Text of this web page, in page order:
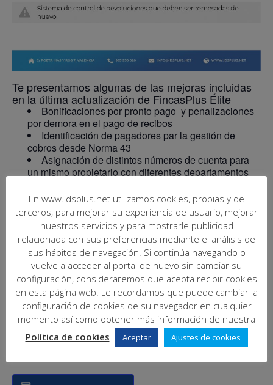
Te presentamos algunas de las mejoras incluidas
en la última actualización de FincasPlus Élite
Bonificaciones por pronto pago y penalizaciones
por demora en el pago de recibos
Identificación de pagadores par la gestión de
cobros desde Norma 43
Asignación de distintos números de cuenta para
un mismo propietario con diferentes departamentos
de Excel
Externalización automatizada del almacén del
correos entrantes para la mejora de rendimiento de
las aplicaciones. Protocolo a seguir para realizar la
migración.
Mejoras en la trazabilidad y reporte de errores de
entrega de los envíos de SMS
Pagadores por conceptos de cobro
Lanzamiento de cuotas por conceptos de cobro
como ingreso general a la comunidad
Sistema de control de devoluciones que deben ser
remesadas de nuevo
En www.idsplus.net utilizamos cookies, propias y de
terceros, para mejorar su experiencia de usuario, mejorar
nuestros servicios y para mostrarle publicidad
relacionada con sus preferencias mediante el análisis de
sus hábitos de navegación. Si continúa navegando o
vuelve a acceder al portal de nuevo sin cambiar su
configuración, consideraremos que acepta recibir cookies
en esta página web. Le recordamos que puede cambiar la
configuración de cookies de su navegador en cualquier
momento así como obtener más información de nuestra
Política de cookies
Aceptar Ajustes de cookies